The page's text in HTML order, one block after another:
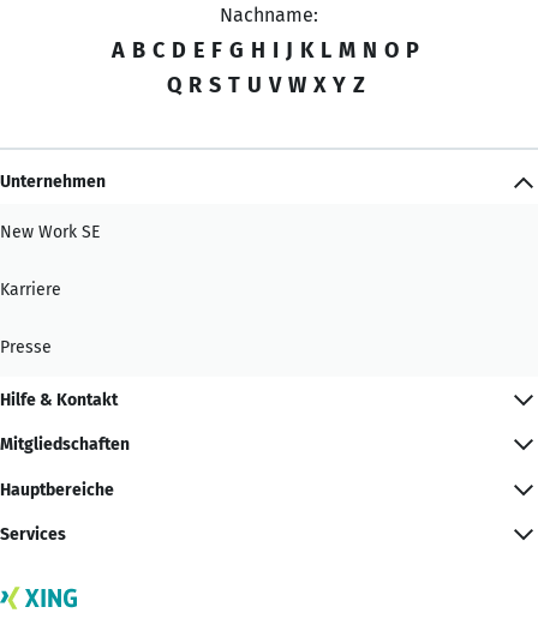
Nachname:
A B C D E F G H I J K L M N O P
Q R S T U V W X Y Z
Unternehmen
New Work SE
Karriere
Presse
Hilfe & Kontakt
Mitgliedschaften
Hauptbereiche
Services